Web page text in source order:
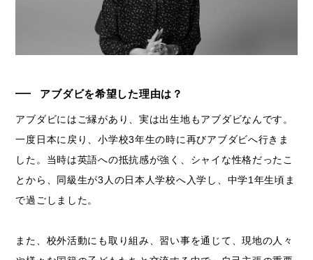
アブダビを希望した理由は？
アブダビにはご縁があり、実は出生地もアブダビなんです。
一度日本に戻り、小学校3年生の時に再びアブダビへ行きま
した。当時は英語への抵抗感が強く、シャイな性格だったこ
とから、同級生が3人の日本人学校へ入学し、中学1年生頃ま
で過ごしました。
また、校外活動にも取り組み、習い事を通じて、現地の人々